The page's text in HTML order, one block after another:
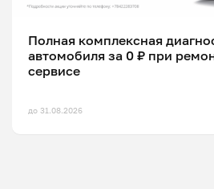
Полная комплексная
автомобиля за 0 ₽ при
сервисе
до 31.08.2026